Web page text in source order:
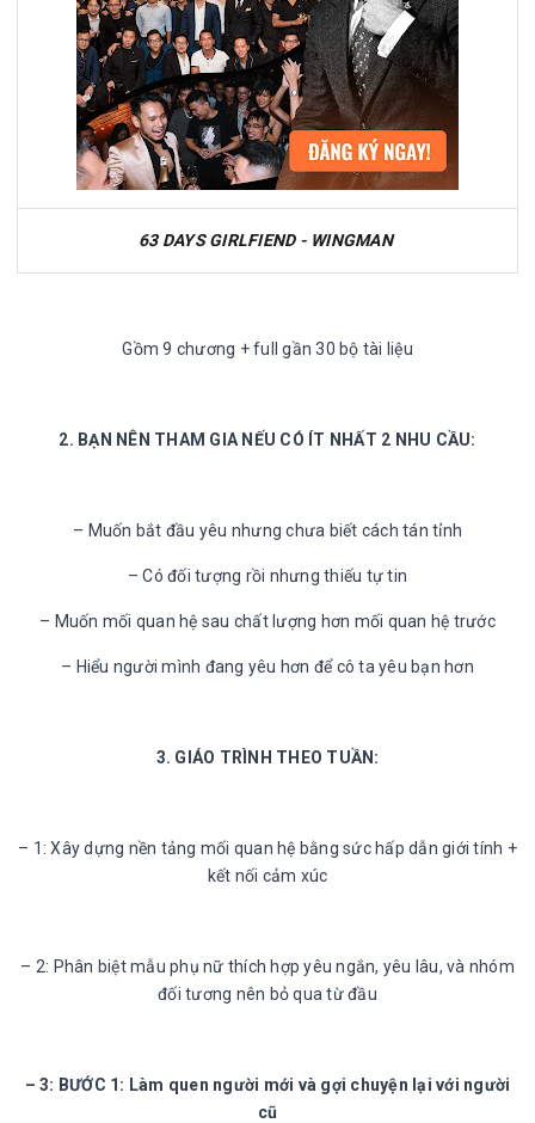
63 DAYS GIRLFIEND - WINGMAN
Gồm 9 chương + full gần 30 bộ tài liệu
2. BẠN NÊN THAM GIA NẾU CÓ ÍT NHẤT 2 NHU CẦU:
– Muốn bắt đầu yêu nhưng chưa biết cách tán tỉnh
– Có đối tượng rồi nhưng thiếu tự tin
– Muốn mối quan hệ sau chất lượng hơn mối quan hệ trước
– Hiểu người mình đang yêu hơn để cô ta yêu bạn hơn
3. GIÁO TRÌNH THEO TUẦN:
– 1: Xây dựng nền tảng mối quan hệ bằng sức hấp dẫn giới tính +
kết nối cảm xúc
– 2: Phân biệt mẫu phụ nữ thích hợp yêu ngắn, yêu lâu, và nhóm
đối tương nên bỏ qua từ đầu
– 3: BƯỚC 1: Làm quen người mới và gợi chuyện lại với người
cũ